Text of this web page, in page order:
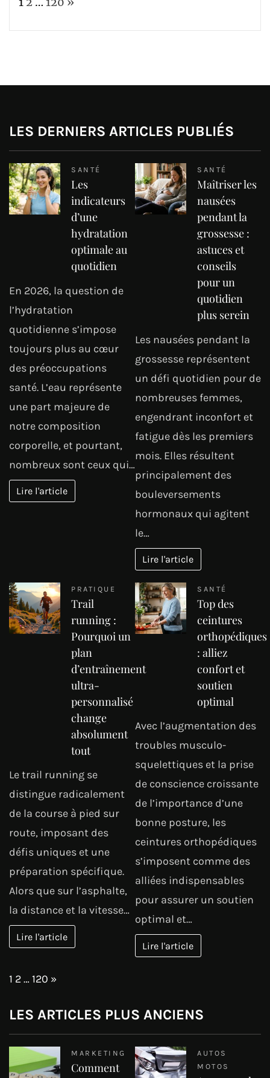
LES DERNIERS ARTICLES PUBLIÉS
SANTÉ
Les
indicateurs
d’une
hydratation
optimale au
quotidien
En 2026, la question de
l’hydratation
quotidienne s’impose
toujours plus au cœur
des préoccupations
santé. L’eau représente
une part majeure de
notre composition
corporelle, et pourtant,
nombreux sont ceux qui…
Lire l'article
SANTÉ
Maîtriser les
nausées
pendant la
grossesse :
astuces et
conseils
pour un
quotidien
plus serein
Les nausées pendant la
grossesse représentent
un défi quotidien pour de
nombreuses femmes,
engendrant inconfort et
fatigue dès les premiers
mois. Elles résultent
principalement des
bouleversements
hormonaux qui agitent
le…
Lire l'article
PRATIQUE
Trail
running :
Pourquoi un
plan
d’entraînement
ultra-
personnalisé
change
absolument
tout
Le trail running se
distingue radicalement
de la course à pied sur
route, imposant des
défis uniques et une
préparation spécifique.
Alors que sur l’asphalte,
la distance et la vitesse…
Lire l'article
SANTÉ
Top des
ceintures
orthopédiques
: alliez
confort et
soutien
optimal
Avec l’augmentation des
troubles musculo-
squelettiques et la prise
de conscience croissante
de l’importance d’une
bonne posture, les
ceintures orthopédiques
s’imposent comme des
alliées indispensables
pour assurer un soutien
optimal et…
Lire l'article
Page:
1 2…120 Next
»
LES ARTICLES PLUS ANCIENS
MARKETING
Comment
AUTOS
MOTOS